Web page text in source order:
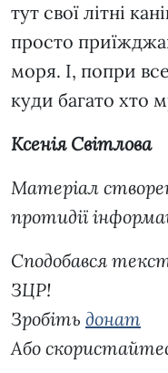
тут свої літні
просто
моря. І, попри
куди багато хто
Ксенія Світлова
Матеріал
протидії
Сподобався
ЗЦР!
Зробіть донат
Або